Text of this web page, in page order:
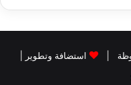
استضافة وتطوير |